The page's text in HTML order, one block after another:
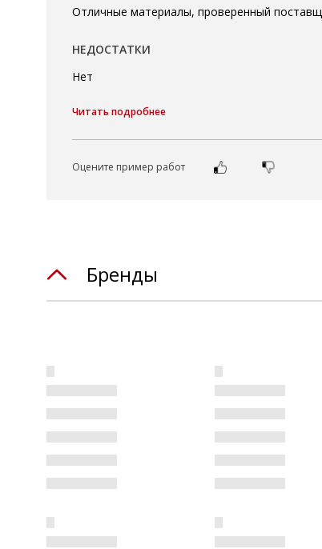
Отличные материалы, проверенный
НЕДОСТАТКИ
Нет
Читать подробнее
Оцените пример работ
Бренды